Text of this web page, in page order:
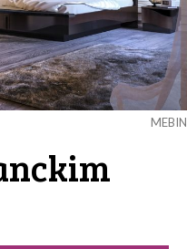
MEBIN